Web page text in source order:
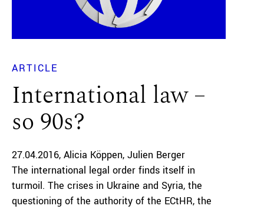
ARTICLE
International law –
so 90s?
27.04.2016 Alicia Köppen Julien Berger
The international legal order finds itself in
turmoil. The crises in Ukraine and Syria, the
questioning of the authority of the ECtHR, the